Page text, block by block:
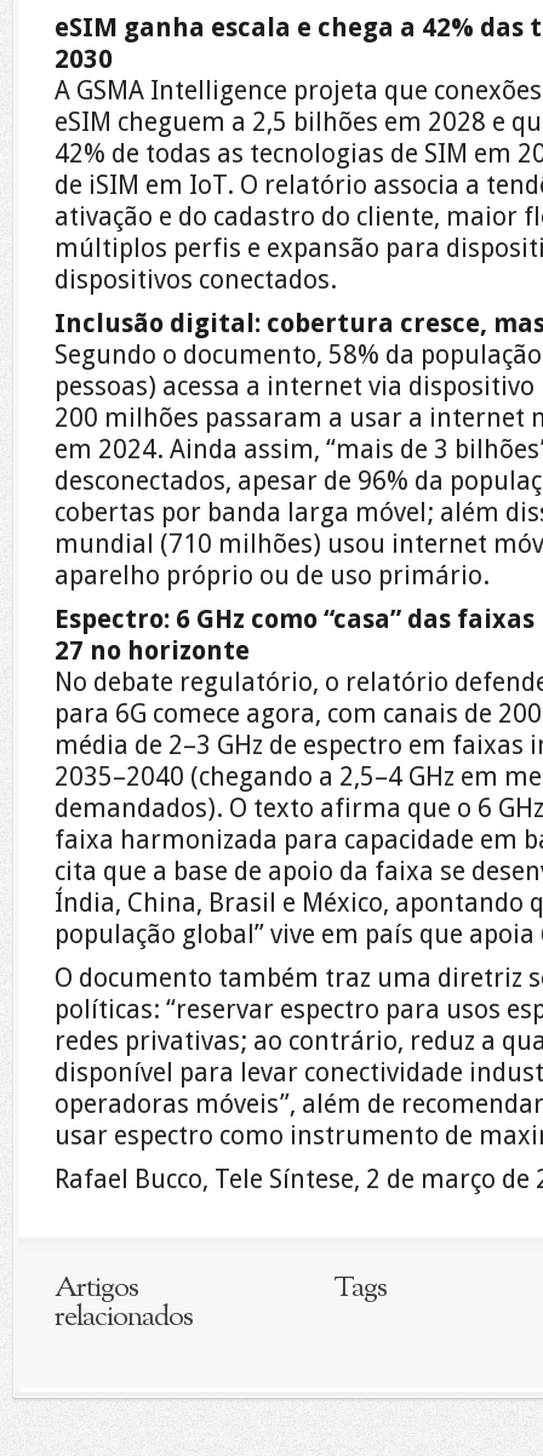
eSIM ganha escala e chega a 42% das
2030
A GSMA Intelligence projeta que
eSIM cheguem a 2,5 bilhões em 2028 e
42% de todas as tecnologias de SIM em
de iSIM em IoT. O relatório associa a
ativação e do cadastro do cliente, maior
múltiplos perfis e expansão para
dispositivos conectados.
Inclusão digital: cobertura cresce,
Segundo o documento, 58% da
pessoas) acessa a internet via
200 milhões passaram a usar a internet
em 2024. Ainda assim, “mais de 3
desconectados, apesar de 96% da
cobertas por banda larga móvel; além
mundial (710 milhões) usou internet
aparelho próprio ou de uso primário.
Espectro: 6 GHz como “casa” das
27 no horizonte
No debate regulatório, o relatório
para 6G comece agora, com canais de
média de 2–3 GHz de espectro em
2035–2040 (chegando a 2,5–4 GHz em
demandados). O texto afirma que o 6
faixa harmonizada para capacidade em
cita que a base de apoio da faixa se
Índia, China, Brasil e México, apontando
população global” vive em país que apoia
O documento também traz uma diretriz
políticas: “reservar espectro para usos
redes privativas; ao contrário, reduz a
disponível para levar conectividade
operadoras móveis”, além de
usar espectro como instrumento de
Rafael Bucco, Tele Síntese, 2 de março de
Artigos
relacionados
Tags